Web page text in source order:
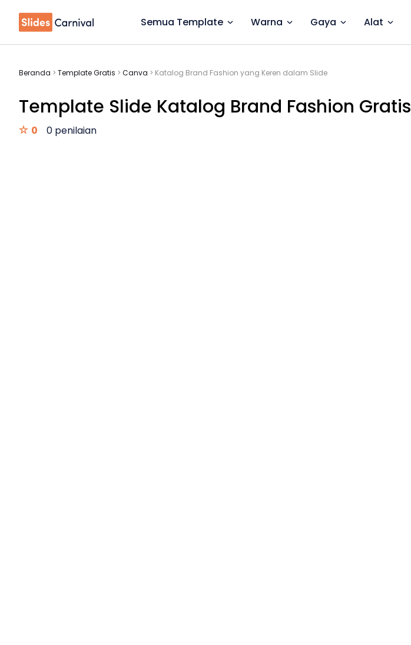
Semua Template Warna Gaya Alat
Beranda > Template Gratis > Canva > Katalog Brand Fashion yang Keren dalam Slide
Template Slide Katalog Brand Fashion Gratis
0 0 penilaian